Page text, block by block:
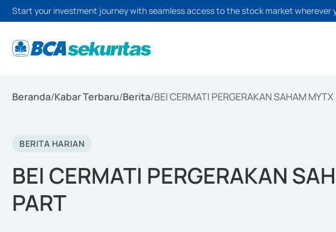
Start your investment journey with seamless access to the stock market wherever
Beranda/Kabar Terbaru/Berita/BEI CERMATI PERGERAKAN SAHAM
BERITA HARIAN
BEI CERMATI PERGERAKAN
PART